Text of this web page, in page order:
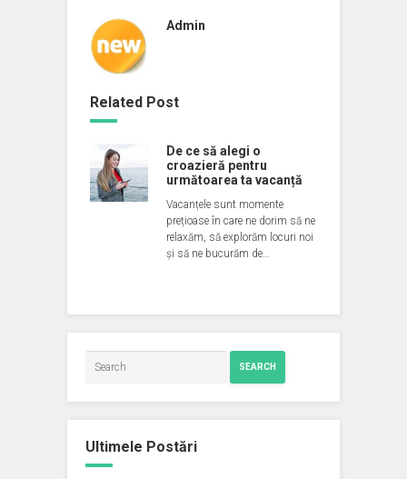
Admin
Related Post
De ce să alegi o
croazieră pentru
următoarea ta vacanță
Vacanțele sunt momente
prețioase în care ne dorim să ne
relaxăm, să explorăm locuri noi
și să ne bucurăm de…
SEARCH
Ultimele Postări